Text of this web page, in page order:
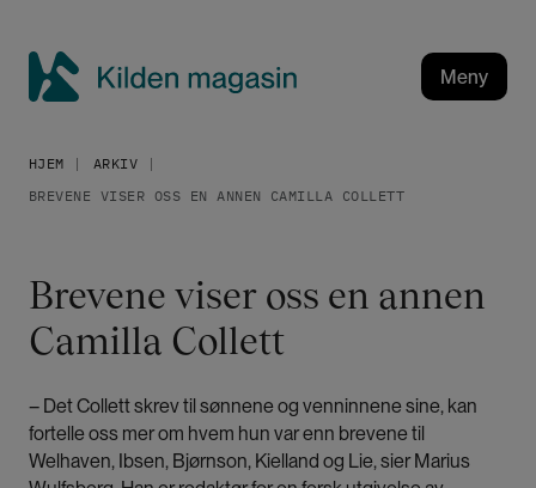
m
a
s
i
Meny
HJEM
ARKIV
BREVENE VISER OSS EN ANNEN CAMILLA COLLETT
Brevene viser oss en annen
Camilla Collett
– Det Collett skrev til sønnene og venninnene sine, kan
fortelle oss mer om hvem hun var enn brevene til
Welhaven, Ibsen, Bjørnson, Kielland og Lie, sier Marius